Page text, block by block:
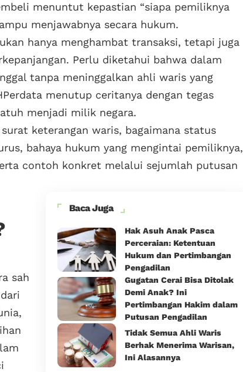
menuntut kepastian “siapa pemiliknya
menjawabnya secara hukum.
hanya menghambat transaksi, tetapi juga
Perlu diketahui bahwa dalam
tanpa meninggalkan ahli waris yang
menutup ceritanya dengan tegas
menjadi milik negara.
keterangan waris, bagaimana status
bahaya hukum yang mengintai pemiliknya,
contoh konkret melalui sejumlah putusan
Baca Juga
Hak Asuh Anak Pasca
Perceraian: Ketentuan
Hukum dan Pertimbangan
Pengadilan
Gugatan Cerai Bisa Ditolak
Demi Anak? Ini
Pertimbangan Hakim dalam
Putusan Pengadilan
Tidak Semua Ahli Waris
Berhak Menerima Warisan,
Ini Alasannya
sah